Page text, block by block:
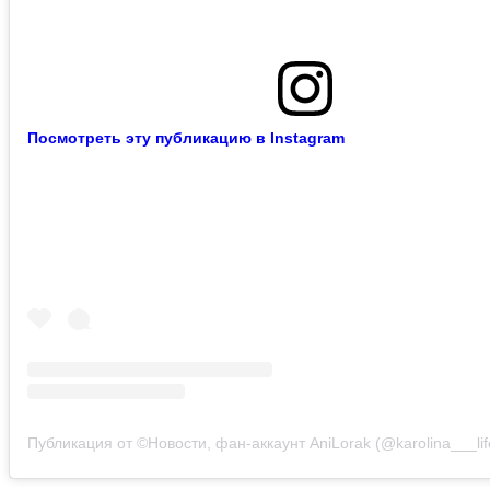
Посмотреть эту публикацию в Instagram